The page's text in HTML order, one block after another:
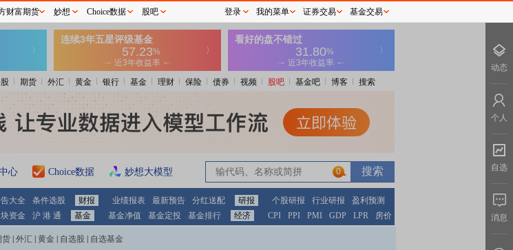
期货 外汇 黄金 银行 基金 理财 保险 债券 视频 股吧 基金吧 博客 搜索
心 Choice数据 妙想大模型 0
大全 条件选股 财报 业绩报表 最新预告 分红送配 研报 个股研报 行业研报
盈利预测
资金 沪 港 通 基金 基金净值 基金定投 基金排行 经济 CPI PPI PMI GDP LPR 房价
货 外汇 黄金 自选股 自选基金
财富期货 妙想 Choice数据 股吧 登录 我的菜单 证券交易 基金交易
动态
个人
自选
消息